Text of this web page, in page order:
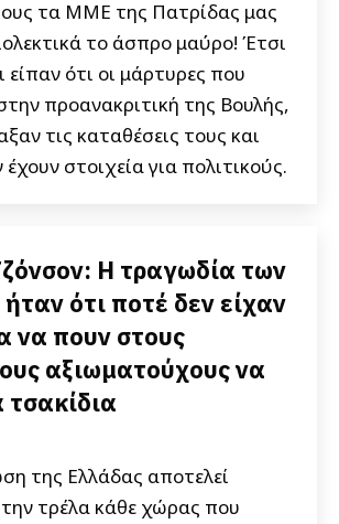
τα ΜΜΕ της Πατρίδας μας
το άσπρο μαύρο! Έτσι
είπαν ότι οι μάρτυρες που
προανακριτική της Βουλής,
τις καταθέσεις τους και
έχουν στοιχεία για πολιτικούς.
Η τραγωδία των
ότι ποτέ δεν είχαν
να πουν στους
αξιωματούχους να
της Ελλάδας αποτελεί
τρέλα κάθε χώρας που